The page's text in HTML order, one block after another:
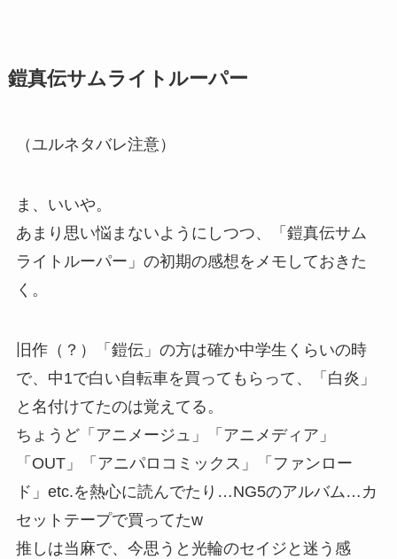
鎧真伝サムライトルーパー
（ユルネタバレ注意）
ま、いいや。
あまり思い悩まないようにしつつ、「鎧真伝サム
ライトルーパー」の初期の感想をメモしておきた
く。
旧作（？）「鎧伝」の方は確か中学生くらいの時
で、中1で白い自転車を買ってもらって、「白炎」
と名付けてたのは覚えてる。
ちょうど「アニメージュ」「アニメディア」
「OUT」「アニパロコミックス」「ファンロー
ド」etc.を熱心に読んでたり…NG5のアルバム…カ
セットテープで買ってたw
推しは当麻で、今思うと光輪のセイジと迷う感